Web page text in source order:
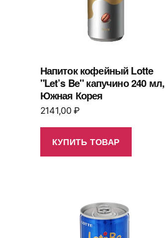
Напиток кофейный Lotte
"Let’s Be" капучино 240 мл,
Южная Корея
2141,00₽
КУПИТЬ ТОВАР